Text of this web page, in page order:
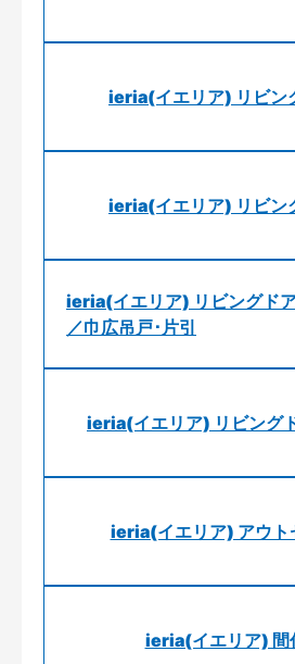
ieria(イエリア) リビン
ieria(イエリア) リビン
ieria(イエリア) リビングド
／巾広吊戸･片引
ieria(イエリア) リビング
ieria(イエリア) アウト
ieria(イエリア) 間